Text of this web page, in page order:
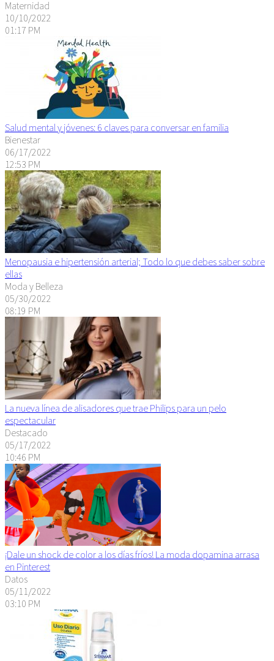
Maternidad
10/10/2022
01:17 PM
Salud mental y jóvenes: 6 claves para conversar en familia
Bienestar
06/17/2022
12:53 PM
Menopausia e hipertensión arterial; Todo lo que debes saber sobre
ellas
Moda y Belleza
05/30/2022
08:19 PM
La nueva línea de alisadores que trae Philips para un pelo
espectacular
Destacado
05/17/2022
10:46 PM
¡Dale un shock de color a los días fríos! La moda dopamina arrasa
en Pinterest
Datos
05/11/2022
03:10 PM